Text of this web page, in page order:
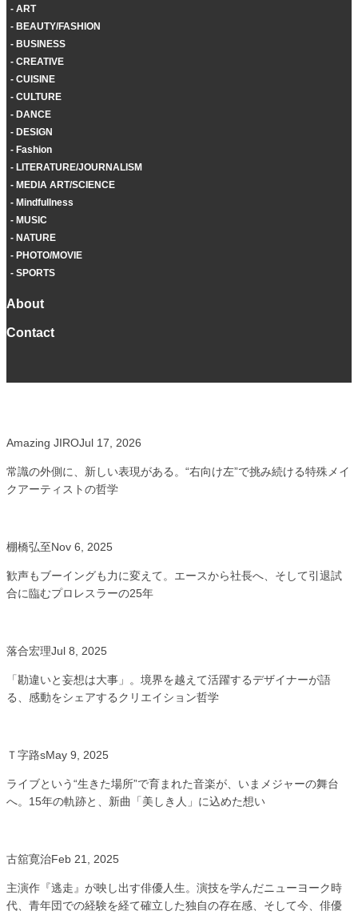
ART
BEAUTY/FASHION
BUSINESS
CREATIVE
CUISINE
CULTURE
DANCE
DESIGN
Fashion
LITERATURE/JOURNALISM
MEDIA ART/SCIENCE
Mindfullness
MUSIC
NATURE
PHOTO/MOVIE
SPORTS
About
Contact
Amazing JIROJul 17, 2026
常識の外側に、新しい表現がある。“右向け左”で挑み続ける特殊メイ
クアーティストの哲学
棚橋弘至Nov 6, 2025
歓声もブーイングも力に変えて。エースから社長へ、そして引退試
合に臨むプロレスラーの25年
落合宏理Jul 8, 2025
「勘違いと妄想は大事」。境界を越えて活躍するデザイナーが語
る、感動をシェアするクリエイション哲学
Ｔ字路sMay 9, 2025
ライブという“生きた場所”で育まれた音楽が、いまメジャーの舞台
へ。15年の軌跡と、新曲「美しき人」に込めた想い
古舘寛治Feb 21, 2025
主演作『逃走』が映し出す俳優人生。演技を学んだニューヨーク時
代、青年団での経験を経て確立した独自の存在感、そして今、俳優